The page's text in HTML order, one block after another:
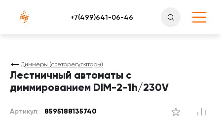
Атлантснаб
Диммеры (светорегуляторы)
Лестничный автоматы с
диммированием DIM-2-1h/230V
Артикул: 8595188135740